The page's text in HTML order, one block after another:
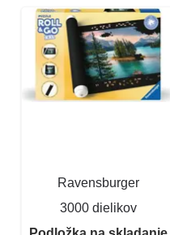
Ravensburger
3000 dielikov